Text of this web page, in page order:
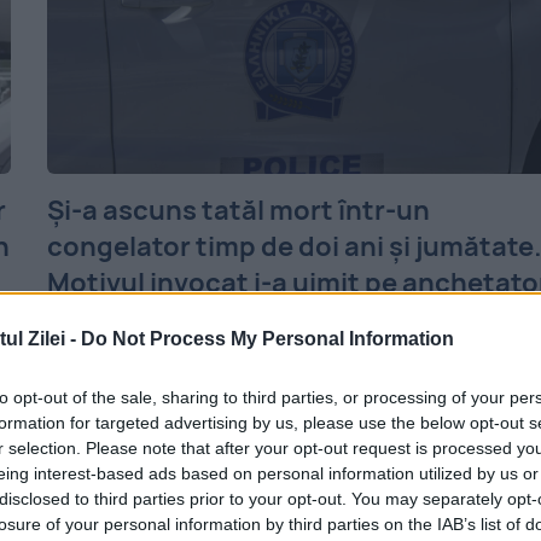
Zilei - Do Not Process My Personal Information
opt-out of the sale, sharing to third parties, or processing of your
for targeted advertising by us, please use the below opt-out
selection. Please note that after your opt-out request is processed
interest-based ads based on personal information utilized by us
to third parties prior to your opt-out. You may separately
of your personal information by third parties on the IAB’s list of
Și-a ascuns tatăl mort într-un
congelator timp de doi ani și
Motivul invocat i-a uimit pe
6 august 2026
arestat în Grecia după ce a recunoscut că
ascuns timp de aproximativ doi ani și
jumătate trupul neînsuflețit al...